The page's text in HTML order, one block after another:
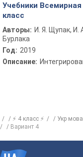
Учебники Всемирная
класс
Авторы: И. Я. Щупак, И.
Бурлака
Год: 2019
Описание:
⚡ 4 класс ⚡
Укр
Вариант 4